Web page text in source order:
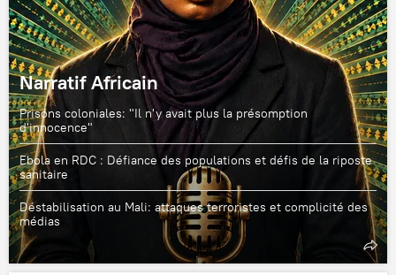
Narratif Africain
Prisons coloniales: "Il n'y avait plus la présomption
d'innocence"
Ebola en RDC : Défiance des populations et défis de la riposte
sanitaire
Déstabilisation au Mali: attaques terroristes et complicité des
médias